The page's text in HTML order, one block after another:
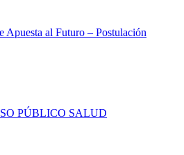
Apuesta al Futuro – Postulación
PÚBLICO SALUD